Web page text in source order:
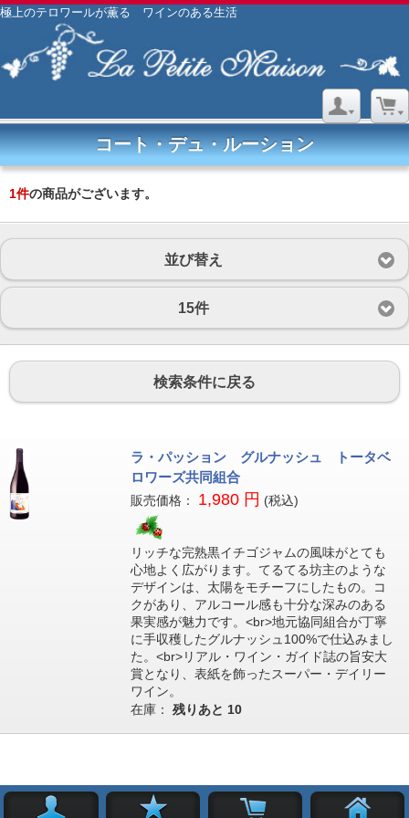
極上のテロワールが薫る ワインのある生活
コート・デュ・ルーション
1件の商品がございます。
並び替え
15件
検索条件に戻る
ラ・パッション グルナッシュ トータベ
ロワーズ共同組合
販売価格： 1,980 円 (税込)
リッチな完熟黒イチゴジャムの風味がとても
心地よく広がります。てるてる坊主のような
デザインは、太陽をモチーフにしたもの。コ
クがあり、アルコール感も十分な深みのある
果実感が魅力です。<br>地元協同組合が丁寧
に手収穫したグルナッシュ100%で仕込みまし
た。<br>リアル・ワイン・ガイド誌の旨安大
賞となり、表紙を飾ったスーパー・デイリー
ワイン。
在庫： 残りあと 10